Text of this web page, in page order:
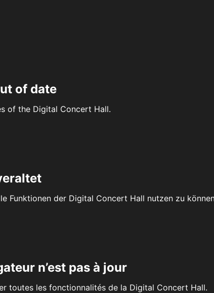
of date
of the Digital Concert Hall.
Funktionen der Digital Concert Hall nutzen zu
n’est pas à jour
toutes les fonctionnalités de la Digital Concert Hall.